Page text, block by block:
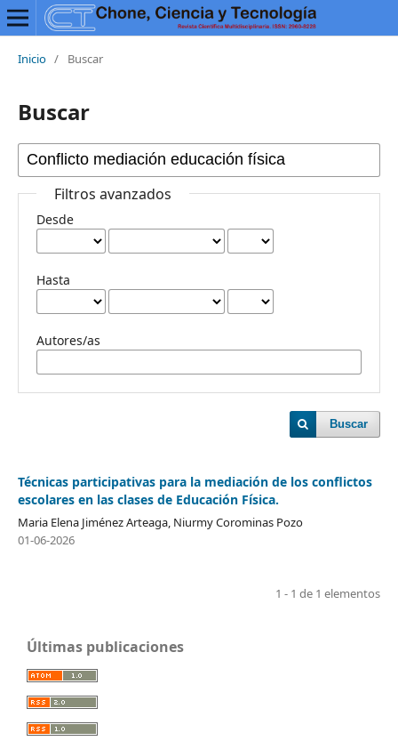
Inicio / Buscar
Buscar
Filtros avanzados
Desde
Hasta
Autores/as
Buscar
Técnicas participativas para la mediación de los conflictos
escolares en las clases de Educación Física.
Maria Elena Jiménez Arteaga, Niurmy Corominas Pozo
01-06-2026
1 - 1 de 1 elementos
Últimas publicaciones